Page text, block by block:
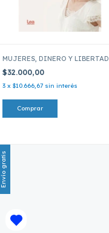
MUJERES, DINERO Y LIBERTAD
$32.000,00
3 x $10.666,67 sin interés
Envío gratis